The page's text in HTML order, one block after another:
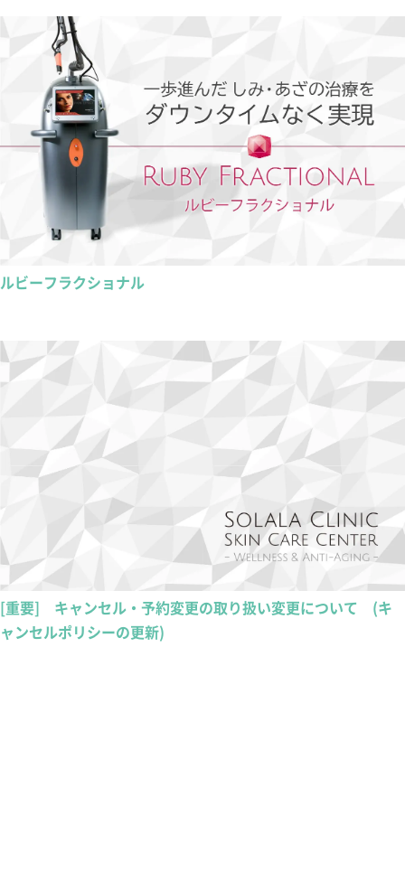
ルビーフラクショナル
[重要] キャンセル・予約変更の取り扱い変更について (キ
ャンセルポリシーの更新)